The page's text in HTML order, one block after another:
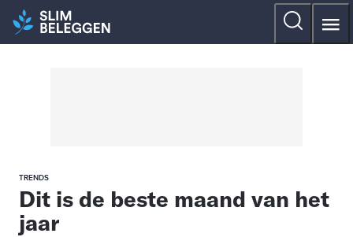
TRENDS
Dit is de beste maand van het
jaar